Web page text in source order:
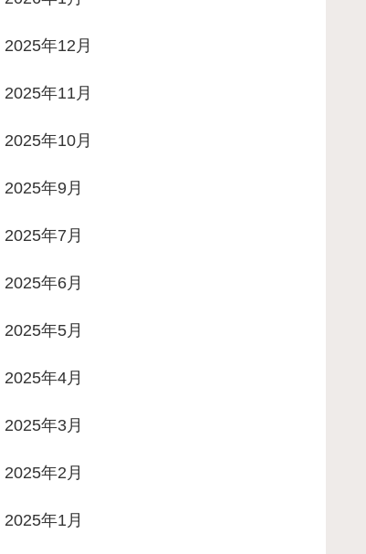
2025年12月
2025年11月
2025年10月
2025年9月
2025年7月
2025年6月
2025年5月
2025年4月
2025年3月
2025年2月
2025年1月